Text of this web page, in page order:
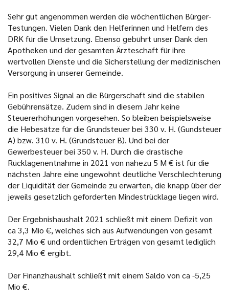
Sehr gut angenommen werden die wöchentlichen Bürger-
Testungen. Vielen Dank den Helferinnen und Helfern des
DRK für die Umsetzung. Ebenso gebührt unser Dank den
Apotheken und der gesamten Ärzteschaft für ihre
wertvollen Dienste und die Sicherstellung der medizinischen
Versorgung in unserer Gemeinde.
Ein positives Signal an die Bürgerschaft sind die stabilen
Gebührensätze. Zudem sind in diesem Jahr keine
Steuererhöhungen vorgesehen. So bleiben beispielsweise
die Hebesätze für die Grundsteuer bei 330 v. H. (Gundsteuer
A) bzw. 310 v. H. (Grundsteuer B). Und bei der
Gewerbesteuer bei 350 v. H. Durch die drastische
Rücklagenentnahme in 2021 von nahezu 5 M € ist für die
nächsten Jahre eine ungewohnt deutliche Verschlechterung
der Liquidität der Gemeinde zu erwarten, die knapp über der
jeweils gesetzlich geforderten Mindestrücklage liegen wird.
Der Ergebnishaushalt 2021 schließt mit einem Defizit von
ca 3,3 Mio €, welches sich aus Aufwendungen von gesamt
32,7 Mio € und ordentlichen Erträgen von gesamt lediglich
29,4 Mio € ergibt.
Der Finanzhaushalt schließt mit einem Saldo von ca -5,25
Mio €.